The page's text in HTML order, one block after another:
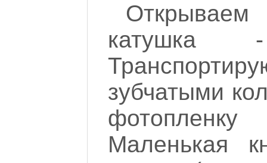
катушка
зубчатыми
Маленькая